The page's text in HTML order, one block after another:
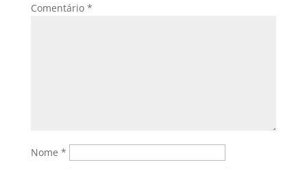
Comentário *
Nome *